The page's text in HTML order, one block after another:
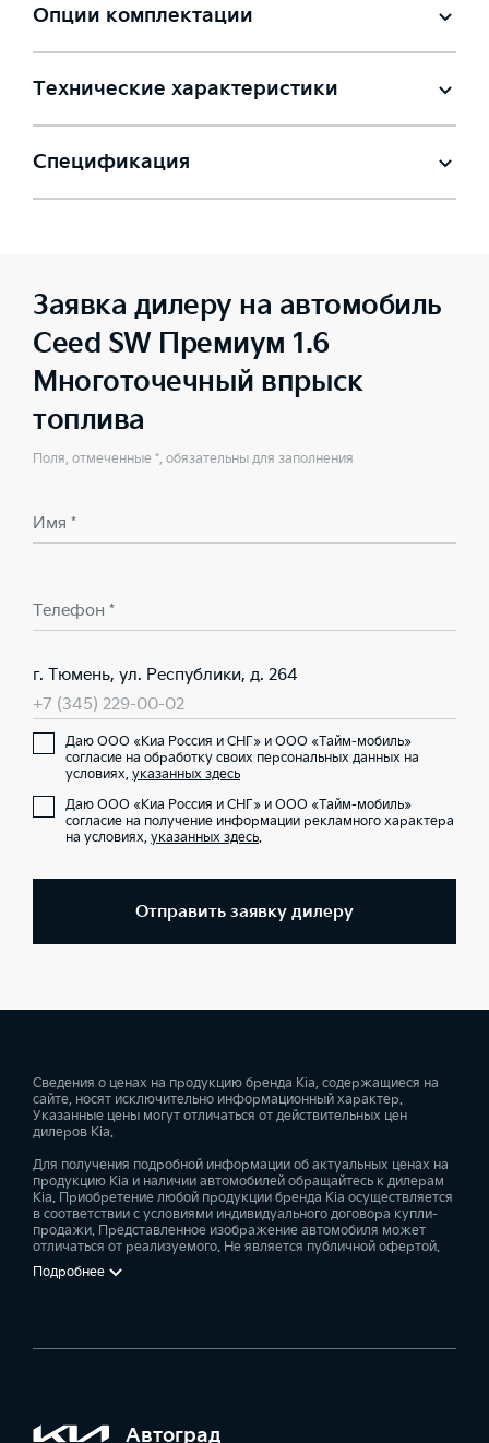
Опции комплектации
Технические характеристики
Спецификация
Заявка дилеру на автомобиль
Ceed SW Премиум 1.6
Многоточечный впрыск
топлива
Поля, отмеченные *, обязательны для заполнения
Имя *
Телефон *
г. Тюмень, ул. Республики, д. 264
+7 (345) 229-00-02
Даю ООО «Киа Россия и СНГ» и ООО «Тайм-мобиль»
согласие на обработку своих персональных данных на
условиях, указанных здесь
Даю ООО «Киа Россия и СНГ» и ООО «Тайм-мобиль»
согласие на получение информации рекламного характера
на условиях, указанных здесь.
Отправить заявку дилеру
Сведения о ценах на продукцию бренда Kia, содержащиеся на
сайте, носят исключительно информационный характер.
Указанные цены могут отличаться от действительных цен
дилеров Kia.
Для получения подробной информации об актуальных ценах на
продукцию Kia и наличии автомобилей обращайтесь к дилерам
Kia. Приобретение любой продукции бренда Kia осуществляется
в соответствии с условиями индивидуального договора купли-
продажи. Представленное изображение автомобиля может
отличаться от реализуемого. Не является публичной офертой.
Подробнее
Автоград